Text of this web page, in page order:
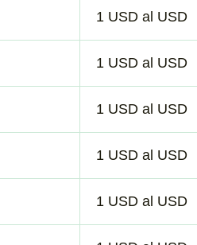
1 USD al USD
1 USD al USD
1 USD al USD
1 USD al USD
1 USD al USD